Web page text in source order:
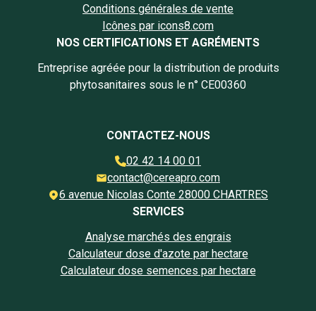
Conditions générales de vente
Icônes par icons8.com
NOS CERTIFICATIONS ET AGRÉMENTS
Entreprise agréée pour la distribution de produits
phytosanitaires sous le n° CE00360
CONTACTEZ-NOUS
02 42 14 00 01
contact@cereapro.com
6 avenue Nicolas Conte 28000 CHARTRES
SERVICES
Analyse marchés des engrais
Calculateur dose d'azote par hectare
Calculateur dose semences par hectare